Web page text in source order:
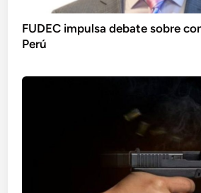
FUDEC impulsa debate sobre
Perú